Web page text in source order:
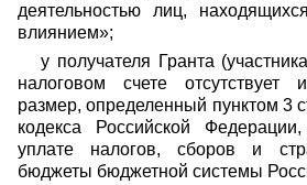
деятельностью лиц,
влиянием»;
у получателя Гранта
налоговом счете
размер, определенный пунктом 3
кодекса Российской
уплате налогов, сборов и
бюджеты бюджетной системы